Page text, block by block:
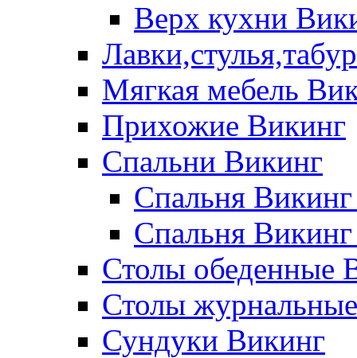
Верх кухни
Мягкая мебель
Прихожие Викинг
Спальни Викинг
Спальня
Спальня
Столы обеденные
Столы
Сундуки Викинг